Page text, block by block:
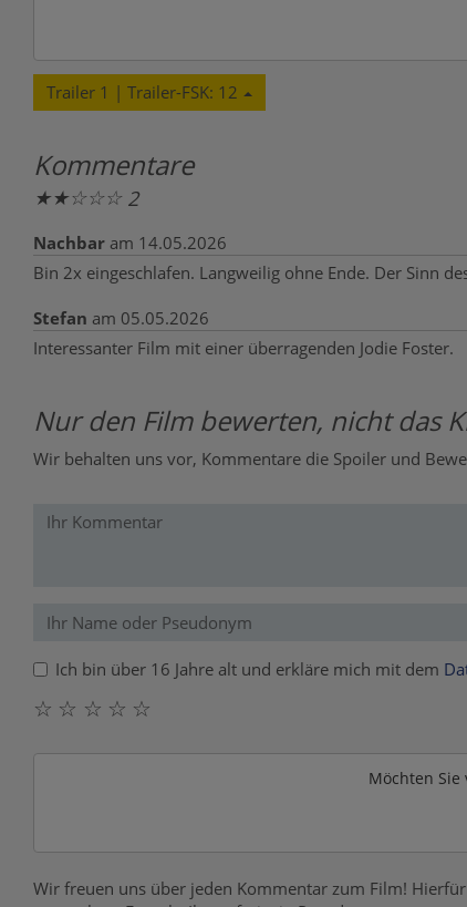
Trailer 1 | Trailer-FSK: 12
Kommentare
★★☆☆☆ 2
Nachbar am 14.05.2026
Bin 2x eingeschlafen. Langweilig ohne Ende. Der Sinn
Stefan am 05.05.2026
Interessanter Film mit einer überragenden Jodie Foster.
Nur den Film bewerten, nicht das
Wir behalten uns vor, Kommentare die Spoiler und
Ich bin über 16 Jahre alt und erkläre mich mit dem
☆
☆
☆
☆
☆
Möchten Sie
Wir freuen uns über jeden Kommentar zum Film!